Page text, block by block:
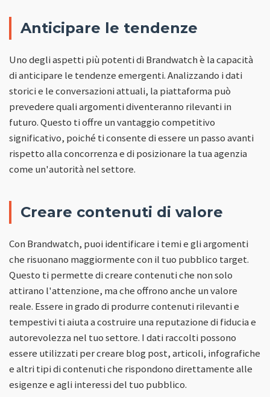
Anticipare le tendenze
Uno degli aspetti più potenti di Brandwatch è la capacità
di anticipare le tendenze emergenti. Analizzando i dati
storici e le conversazioni attuali, la piattaforma può
prevedere quali argomenti diventeranno rilevanti in
futuro. Questo ti offre un vantaggio competitivo
significativo, poiché ti consente di essere un passo avanti
rispetto alla concorrenza e di posizionare la tua agenzia
come un'autorità nel settore.
Creare contenuti di valore
Con Brandwatch, puoi identificare i temi e gli argomenti
che risuonano maggiormente con il tuo pubblico target.
Questo ti permette di creare contenuti che non solo
attirano l'attenzione, ma che offrono anche un valore
reale. Essere in grado di produrre contenuti rilevanti e
tempestivi ti aiuta a costruire una reputazione di fiducia e
autorevolezza nel tuo settore. I dati raccolti possono
essere utilizzati per creare blog post, articoli, infografiche
e altri tipi di contenuti che rispondono direttamente alle
esigenze e agli interessi del tuo pubblico.